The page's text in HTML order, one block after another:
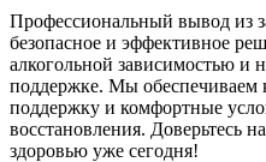
Профессиональный вывод из
безопасное и эффективное
алкогольной зависимостью и
поддержке. Мы обеспечиваем
поддержку и комфортные
восстановления. Доверьтесь
здоровью уже сегодня!